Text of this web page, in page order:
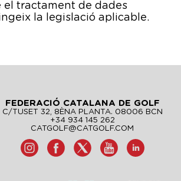
el tractament de dades
la legislació aplicable.
FEDERACIÓ CATALANA DE GOLF
C/TUSET 32, 8ÈNA PLANTA. 08006 BCN
+34 934 145 262
CATGOLF@CATGOLF.COM